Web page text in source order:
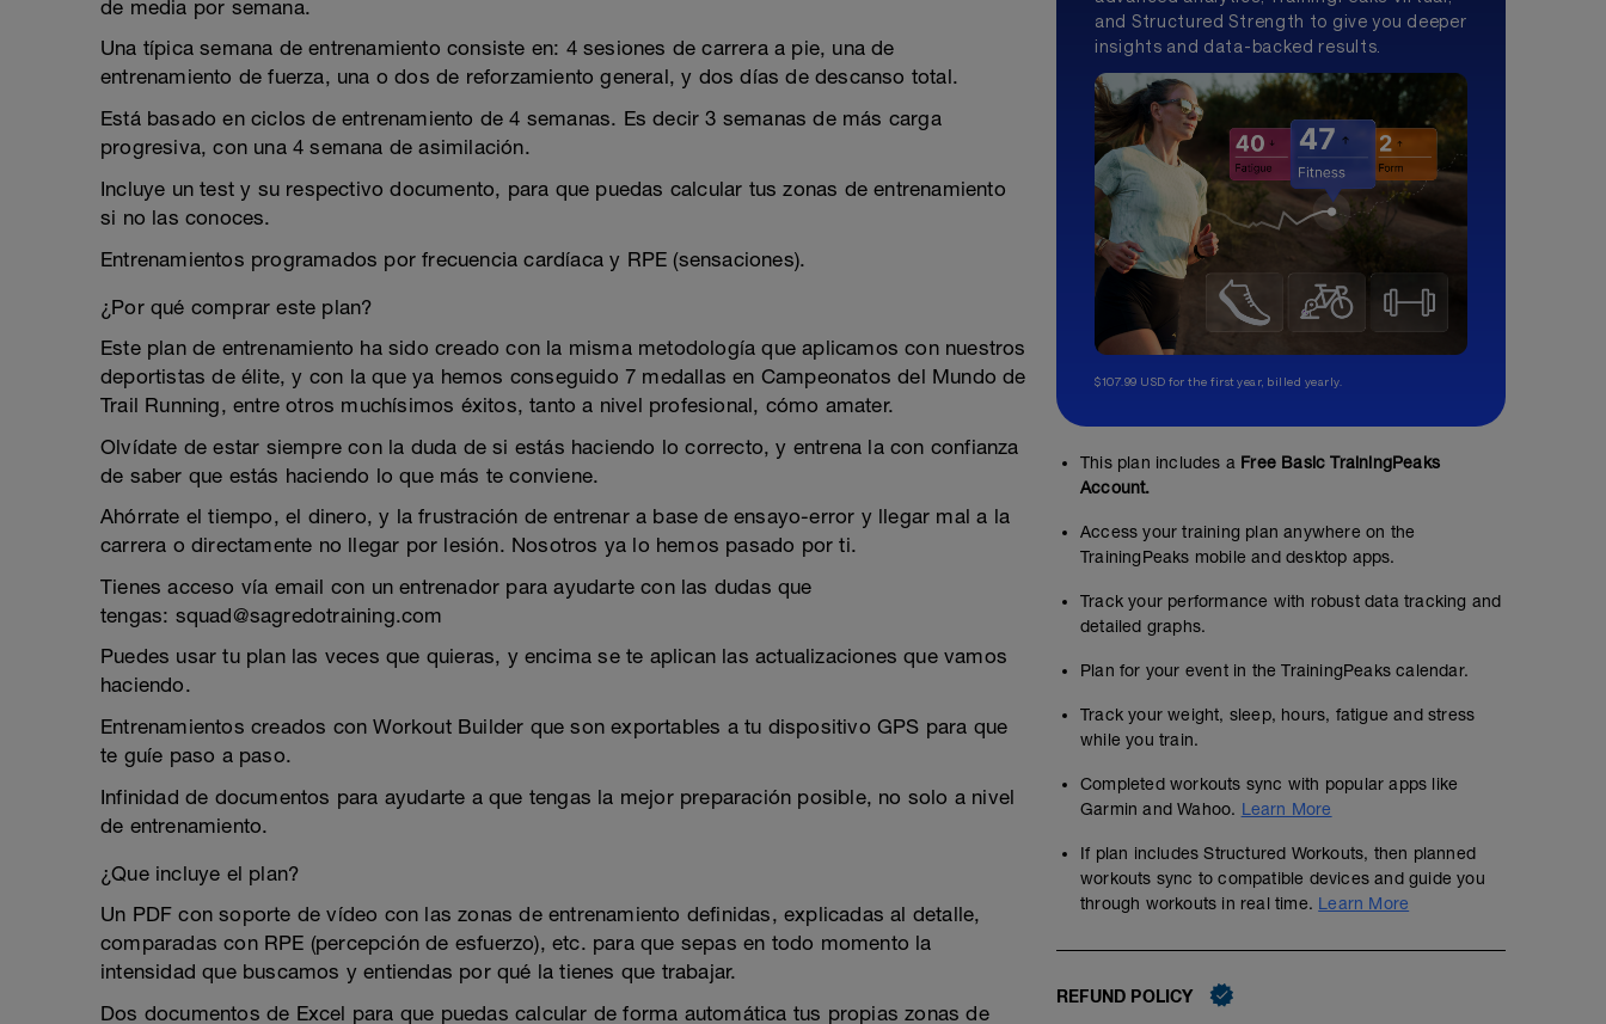
de media por semana.
Una típica semana de entrenamiento consiste en: 4 sesiones de carrera a pie, una de
entrenamiento de fuerza, una o dos de reforzamiento general, y dos días de descanso total.
Está basado en ciclos de entrenamiento de 4 semanas. Es decir 3 semanas de más carga
progresiva, con una 4 semana de asimilación.
Incluye un test y su respectivo documento, para que puedas calcular tus zonas de entrenamiento
si no las conoces.
Entrenamientos programados por frecuencia cardíaca y RPE (sensaciones).
¿Por qué comprar este plan?
Este plan de entrenamiento ha sido creado con la misma metodología que aplicamos con nuestros
deportistas de élite, y con la que ya hemos conseguido 7 medallas en Campeonatos del Mundo de
Trail Running, entre otros muchísimos éxitos, tanto a nivel profesional, cómo amater.
Olvídate de estar siempre con la duda de si estás haciendo lo correcto, y entrena la con confianza
de saber que estás haciendo lo que más te conviene.
Ahórrate el tiempo, el dinero, y la frustración de entrenar a base de ensayo-error y llegar mal a la
carrera o directamente no llegar por lesión. Nosotros ya lo hemos pasado por ti.
Tienes acceso vía email con un entrenador para ayudarte con las dudas que
tengas: squad@sagredotraining.com
Puedes usar tu plan las veces que quieras, y encima se te aplican las actualizaciones que vamos
haciendo.
Entrenamientos creados con Workout Builder que son exportables a tu dispositivo GPS para que
te guíe paso a paso.
Infinidad de documentos para ayudarte a que tengas la mejor preparación posible, no solo a nivel
de entrenamiento.
¿Que incluye el plan?
Un PDF con soporte de vídeo con las zonas de entrenamiento definidas, explicadas al detalle,
comparadas con RPE (percepción de esfuerzo), etc. para que sepas en todo momento la
intensidad que buscamos y entiendas por qué la tienes que trabajar.
Dos documentos de Excel para que puedas calcular de forma automática tus propias zonas de
and Structured Strength to give you deeper
insights and data-backed results.
$107.99 USD for the first year, billed yearly.
This plan includes a Free Basic TrainingPeaks
Account.
Access your training plan anywhere on the
TrainingPeaks mobile and desktop apps.
Track your performance with robust data tracking and
detailed graphs.
Plan for your event in the TrainingPeaks calendar.
Track your weight, sleep, hours, fatigue and stress
while you train.
Completed workouts sync with popular apps like
Garmin and Wahoo. Learn More
If plan includes Structured Workouts, then planned
workouts sync to compatible devices and guide you
through workouts in real time. Learn More
REFUND POLICY